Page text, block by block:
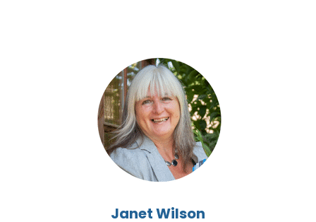
Janet Wilson